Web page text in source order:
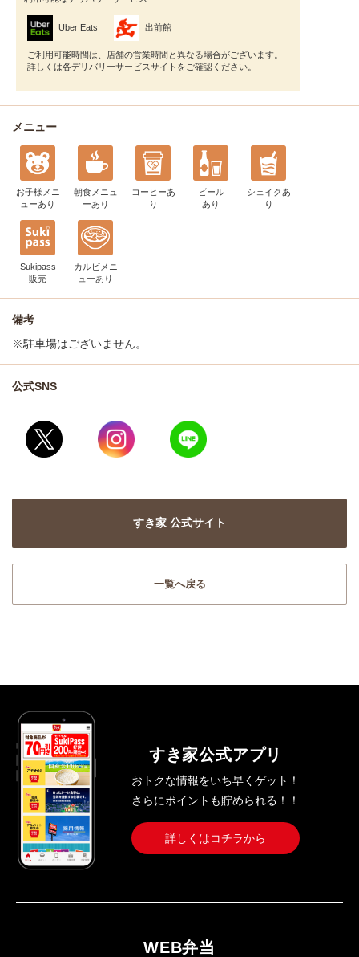
Uber Eats 出前館
ご利用可能時間は、店舗の営業時間と異なる場合がございます。
詳しくは各デリバリーサービスサイトをご確認ください。
メニュー
お子様メニ
ューあり
朝食メニュ
ーあり
コーヒーあ
り
ビール
あり
シェイク あ
り
Sukipass
販売
カルビメニ
ューあり
備考
※駐車場はございません。
公式SNS
すき家 公式サイト
一覧へ戻る
すき家公式アプリ
おトクな情報をいち早くゲット！
さらにポイントも貯められる！！
詳しくはコチラから
WEB弁当